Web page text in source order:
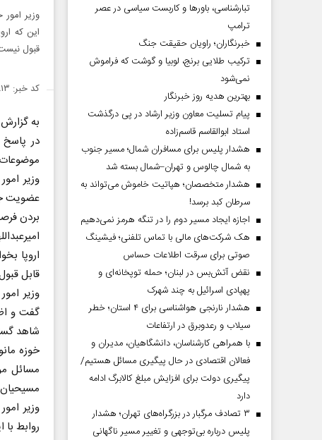
وزیر
این که
قبول
کد خبر: ۱۳۹۱۸۱۳
به
در پاسخ
وزیر
عضویت
بردن
اروپا
قابل
وزیر
گفت و
شاهد
خوزه
مسائل
وزیر
روابط با
تبارشناسی، باور‌ها و کاربست سیاسی در عصر
ترامپ
خبرنگاران؛ راویان حقیقت جنگ
ترکیب طلایی برنج، لوبیا و گوشت که فراموش
نمی‌شود
بهترین هدیه روز خبرنگار
پیام تسلیت معاون وزیر ارشاد در پی درگذشت
استاد ابوالقاسم قاسم‌زاده
هشدار پلیس برای مسافران شمال؛ مسیر جنوب
به شمال چالوس و تهران–شمال بسته شد
هشدار متخصصان؛ هپاتیت خاموش می‌تواند به
سرطان کبد برسد!
اجازه ایجاد مسیر دوم را در تنگه هرمز نمی‌دهیم
هک شرکت‌های مالی با تماس تلفنی؛ فیشینگ
صوتی برای سرقت اطلاعات حساس
نقض آتش‌بس در لبنان؛ حمله توپخانه‌ای و
پهپادی اسرائیل به چند شهرک
هشدار نارنجی هواشناسی برای ۴ استان؛ خطر
سیلاب و رعدوبرق در ارتفاعات
با همراهی کارشناسان، دانشگاهیان، مدیران و
فعالان اقتصادی در حال پیگیری مسائل هستیم/
پیگیری دولت برای افزایش مبلغ کالابرگ ادامه
دارد
۳ تصادف مرگبار در بزرگراه‌های تهران؛ هشدار
پلیس درباره بی‌توجهی و تغییر مسیر ناگهانی